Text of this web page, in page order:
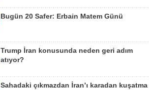
Bugün 20 Safer: Erbain Matem Günü
Trump İran konusunda neden geri adım
atıyor?
Sahadaki çıkmazdan İran’ı karadan kuşatma